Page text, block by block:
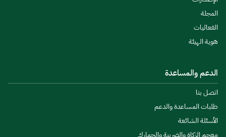
المجلة
الفعاليات
هوية الهيئة
الدعم والمساعدة
اتصل بنا
طلبات المساعدة والدعم
الأسئلة الشائعة
معجم الزكاة والضريبة والجمارك